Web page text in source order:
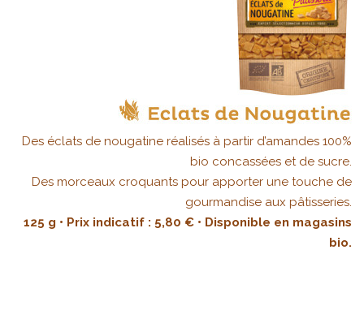
Des éclats de nougatine réalisés à partir d’amandes 100%
bio concassées et de sucre.
Des morceaux croquants pour apporter une touche de
gourmandise aux pâtisseries.
125 g • Prix indicatif : 5,80 € • Disponible en magasins
bio.